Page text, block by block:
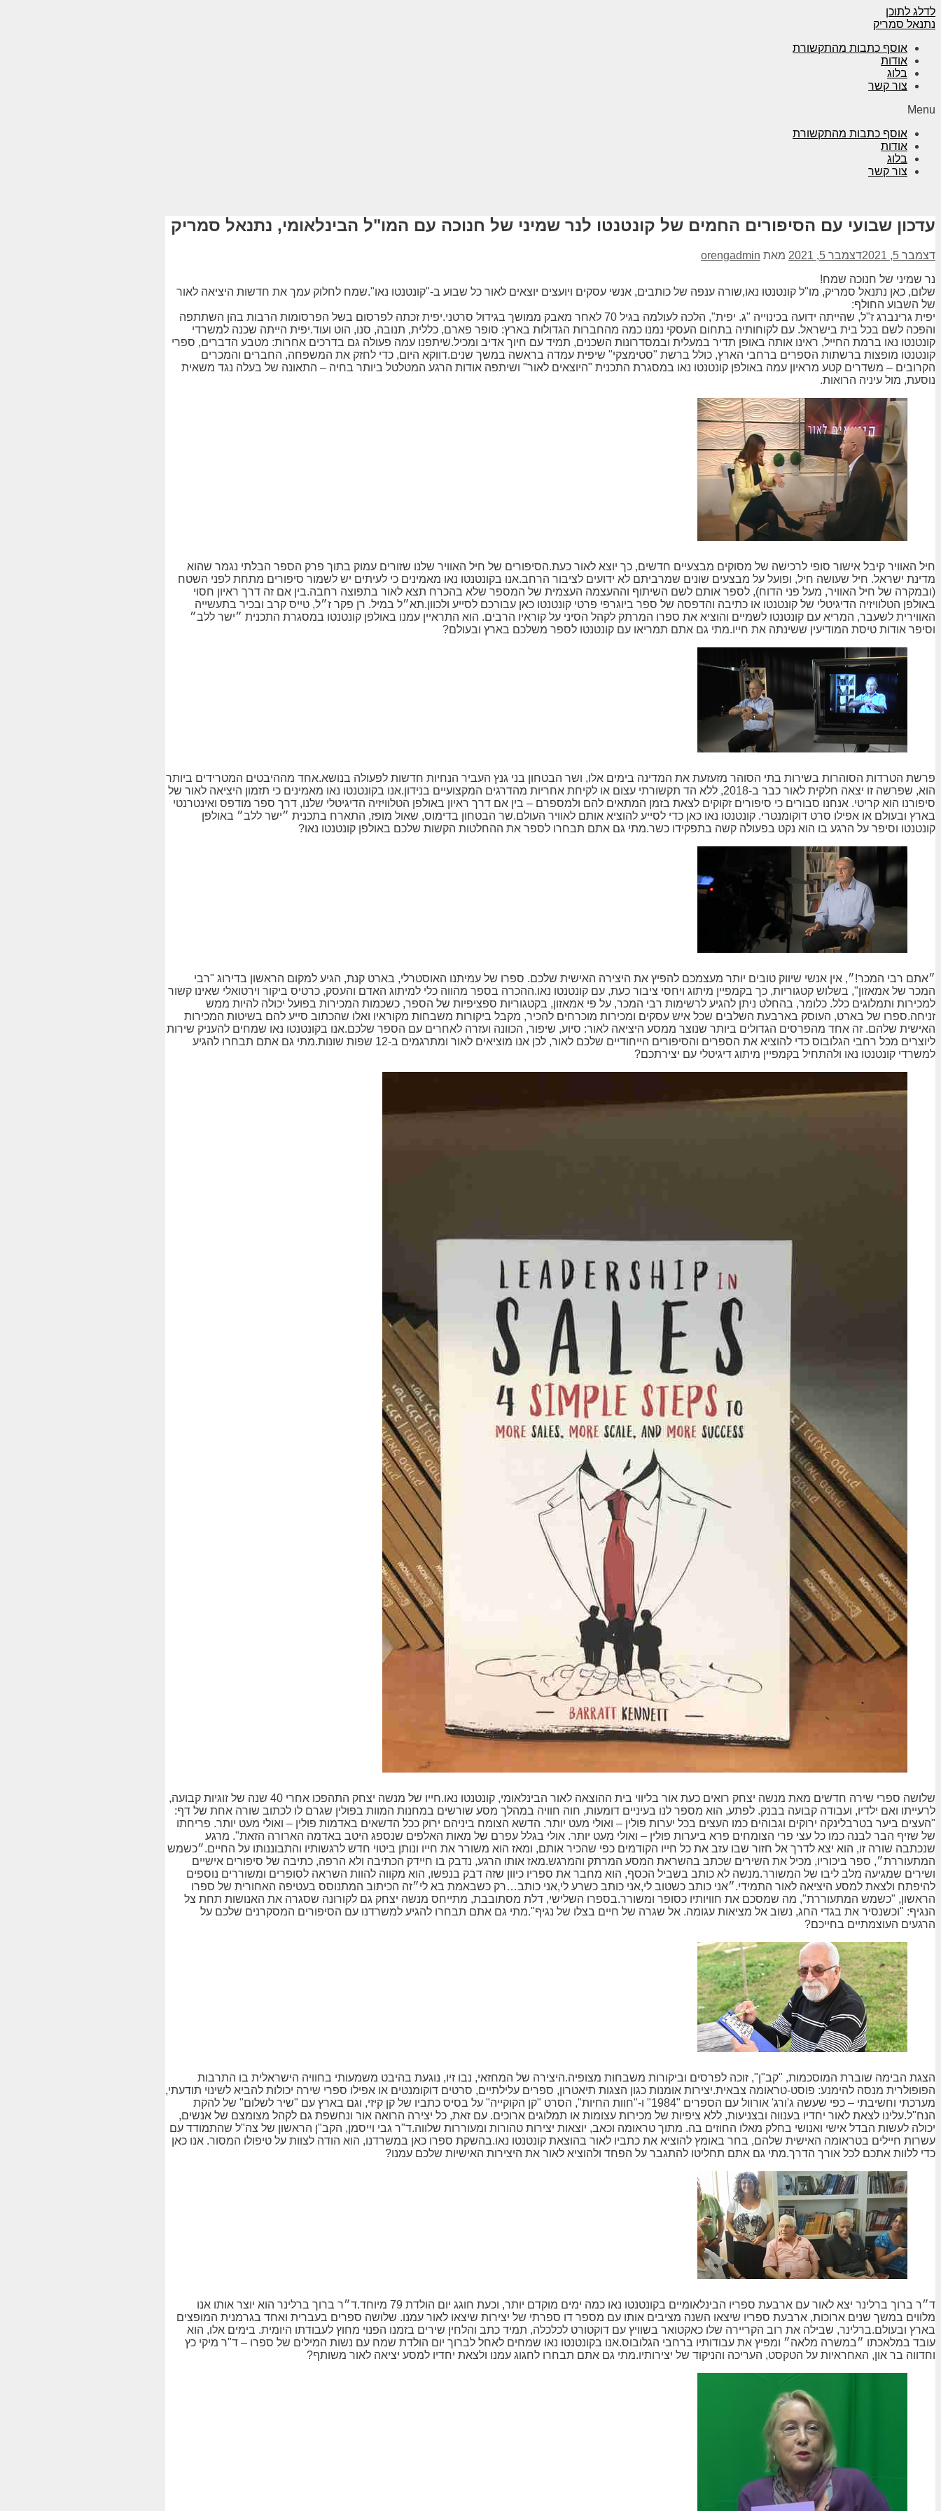
לדלג לתוכן
נתנאל סמריק
אוסף כתבות מהתקשורת
אודות
בלוג
צור קשר
Menu
אוסף כתבות מהתקשורת
אודות
בלוג
צור קשר
עדכון שבועי עם הסיפורים החמים של קונטנטו לנר שמיני של חנוכה עם המו"ל הבינלאומי, נתנאל סמריק
דצמבר 5, 2021 דצמבר 5, 2021 מאת orengadmin
נר שמיני של חנוכה שמח!
שלום, כאן נתנאל סמריק, מו"ל קונטנטו נאו,שורה ענפה של כותבים, אנשי עסקים ויועצים יוצאים לאור כל שבוע ב-"קונטנטו נאו".שמח לחלוק עמך את חדשות היציאה לאור
של השבוע החולף:
יפית גרינברג ז"ל, שהייתה ידועה בכינוייה "ג. יפית", הלכה לעולמה בגיל 70 לאחר מאבק ממושך בגידול סרטני.יפית זכתה לפרסום בשל הפרסומות הרבות בהן השתתפה
והפכה לשם בכל בית בישראל. עם לקוחותיה בתחום העסקי נמנו כמה מהחברות הגדולות בארץ: סופר פארם, כללית, תנובה, סנו, הוט ועוד.יפית הייתה שכנה למשרדי
קונטנטו נאו ברמת החייל, ראינו אותה באופן תדיר במעלית ובמסדרונות השכנים, תמיד עם חיוך אדיב ומכיל.שיתפנו עמה פעולה גם בדרכים אחרות: מטבע הדברים, ספרי
קונטנטו מופצות ברשתות הספרים ברחבי הארץ, כולל ברשת "סטימצקי" שיפית עמדה בראשה במשך שנים.דווקא היום, כדי לחזק את המשפחה, החברים והמכרים
הקרובים – משדרים קטע מראיון עמה באולפן קונטנטו נאו במסגרת התכנית "היוצאים לאור" ושיתפה אודות הרגע המטלטל ביותר בחיה – התאונה של בעלה נגד משאית
נוסעת, מול עיניה הרואות.
חיל האוויר קיבל אישור סופי לרכישה של מסוקים מבצעיים חדשים, כך יוצא לאור כעת.הסיפורים של חיל האוויר שלנו שזורים עמוק בתוך פרק הספר הבלתי נגמר שהוא
מדינת ישראל. חיל שעושה חיל, ופועל על מבצעים שונים שמרביתם לא ידועים לציבור הרחב.אנו בקונטנטו נאו מאמינים כי לעיתים יש לשמור סיפורים מתחת לפני השטח
(ובמקרה של חיל האוויר, מעל פני הדוח), לספר אותם לשם השיתוף וההעצמה העצמית של המספר שלא בהכרח תצא לאור בתפוצה רחבה.בין אם זה דרך ראיון חסוי
באולפן הטלוויזיה הדיגיטלי של קונטנטו או כתיבה והדפסה של ספר ביוגרפי פרטי קונטנטו כאן עבורכם לסייע ולכוון.תא״ל במיל. רן פקר ז״ל, טייס קרב ובכיר בתעשייה
האווירית לשעבר, המריא עם קונטנטו לשמיים והוציא את ספרו המרתק לקהל הסיני על קוראיו הרבים. הוא התראיין עמנו באולפן קונטנטו במסגרת התכנית ״ישר ללב״
וסיפר אודות טיסת המודיעין ששינתה את חייו.מתי גם אתם תמריאו עם קונטנטו לספר משלכם בארץ ובעולם?
פרשת הטרדות הסוהרות בשירות בתי הסוהר מזעזעת את המדינה בימים אלו, ושר הבטחון בני גנץ העביר הנחיות חדשות לפעולה בנושא.אחד מההיבטים המטרידים ביותר
הוא, שפרשה זו יצאה חלקית לאור כבר ב-2018, ללא הד תקשורתי עצום או לקיחת אחריות מהדרגים המקצועיים בנידון.אנו בקונטנטו נאו מאמינים כי תזמון היציאה לאור של
סיפורנו הוא קריטי. אנחנו סבורים כי סיפורים זקוקים לצאת בזמן המתאים להם ולמספרם – בין אם דרך ראיון באולפן הטלוויזיה הדיגיטלי שלנו, דרך ספר מודפס ואינטרנטי
בארץ ובעולם או אפילו סרט דוקומנטרי. קונטנטו נאו כאן כדי לסייע להוציא אותם לאוויר העולם.שר הבטחון בדימוס, שאול מופז, התארח בתכנית ״ישר ללב״ באולפן
קונטנטו וסיפר על הרגע בו הוא נקט בפעולה קשה בתפקידו כשר.מתי גם אתם תבחרו לספר את ההחלטות הקשות שלכם באולפן קונטנטו נאו?
״אתם רבי המכר!״, אין אנשי שיווק טובים יותר מעצמכם להפיץ את היצירה האישית שלכם. ספרו של עמיתנו האוסטרלי, בארט קנת, הגיע למקום הראשון בדירוג "רבי
המכר של אמאזון", בשלוש קטגוריות, כך בקמפיין מיתוג ויחסי ציבור כעת, עם קונטנטו נאו.ההכרה בספר מהווה כלי למיתוג האדם והעסק, כרטיס ביקור וירטואלי שאינו קשור
למכירות ותמלוגים כלל. כלומר, בהחלט ניתן להגיע לרשימות רבי המכר, על פי אמאזון, בקטגוריות ספציפיות של הספר, כשכמות המכירות בפועל יכולה להיות ממש
זניחה.ספרו של בארט, העוסק בארבעת השלבים שכל איש עסקים ומכירות מוכרחים להכיר, מקבל ביקורות משבחות מקוראיו ואלו שהכתוב סייע להם בשיטות המכירות
האישית שלהם. זה אחד מהפרסים הגדולים ביותר שנוצר ממסע היציאה לאור: סיוע, שיפור, הכוונה ועזרה לאחרים עם הספר שלכם.אנו בקונטנטו נאו שמחים להעניק שירות
ליוצרים מכל רחבי הגלובוס כדי להוציא את הספרים והסיפורים הייחודיים שלכם לאור, לכן אנו מוציאים לאור ומתרגמים ב-12 שפות שונות.מתי גם אתם תבחרו להגיע
למשרדי קונטנטו נאו ולהתחיל בקמפיין מיתוג דיגיטלי עם יצירתכם?
שלושה ספרי שירה חדשים מאת מנשה יצחק רואים כעת אור בליווי בית ההוצאה לאור הבינלאומי, קונטנטו נאו.חייו של מנשה יצחק התהפכו אחרי 40 שנה של זוגיות קבועה,
לרעייתו ואם ילדיו, ועבודה קבועה בבנק. לפתע, הוא מספר לנו בעיניים דומעות, חוה חוויה במהלך מסע שורשים במחנות המוות בפולין שגרם לו לכתוב שורה אחת של דף:
"העצים ביער בטרבלינקה ירוקים וגבוהים כמו העצים בכל יערות פולין – ואולי מעט יותר. הדשא הצומח ביניהם ירוק ככל הדשאים באדמות פולין – ואולי מעט יותר. פריחתו
של שזיף הבר לבנה כמו כל עצי פרי הצומחים פרא ביערות פולין – ואולי מעט יותר. אולי בגלל עפרם של מאות האלפים שנספג היטב באדמה הארורה הזאת". מרגע
שנכתבה שורה זו, הוא יצא לדרך אל חזור שבו עזב את כל חייו הקודמים כפי שהכיר אותם, ומאז הוא משורר את חייו ונותן ביטוי חדש לרגשותיו והתבוננותו על החיים.״כשמש
המתעוררת״, ספר ביכוריו, מכיל את השירים שכתב בהשראת המסע המרתק והמרגש.מאז אותו הרגע, נדבק בו חיידק הכתיבה ולא הרפה, כתיבה של סיפורים אישיים
ושירים שמגיעה מלב ליבו של המשורר.מנשה לא כותב בשביל הכסף, הוא מחבר את ספריו כיוון שזה דבק בנפשו, הוא מקווה להוות השראה לסופרים ומשוררים נוספים
להיפתח ולצאת למסע היציאה לאור התמידי.״אני כותב כשטוב לי,אני כותב כשרע לי,אני כותב…רק כשבאמת בא לי״זה הכיתוב המתנוסס בעטיפה האחורית של ספרו
הראשון, "כשמש המתעוררת", מה שמסכם את חוויותיו כסופר ומשורר.בספרו השלישי, דלת מסתובבת, מתייחס מנשה יצחק גם לקורונה שסגרה את האנושות תחת צל
הנגיף: "וכשנסיר את בגדי החג, נשוב אל מציאות עגומה. אל שגרה של חיים בצלו של נגיף".מתי גם אתם תבחרו להגיע למשרדנו עם הסיפורים המסקרנים שלכם על
הרגעים העוצמתיים בחייכם?
הצגת הבימה שוברת המוסכמות, "קב"ן", זוכה לפרסים וביקורות משבחות מצופיה.היצירה של המחזאי, נבו זיו, נוגעת בהיבט משמעותי בחוויה הישראלית בו התרבות
הפופולרית מנסה להימנע: פוסט-טראומה צבאית.יצירות אומנות כגון הצגות תיאטרון, ספרים עלילתיים, סרטים דוקומנטים או אפילו ספרי שירה יכולות להביא לשינוי תודעתי,
מערכתי וחשיבתי – כפי שעשה ג'ורג' אורוול עם הספרים "1984" ו-"חוות החיות", הסרט "קן הקוקייה" על בסיס כתביו של קן קיזי, וגם בארץ עם "שיר לשלום" של להקת
הנח"ל.עלינו לצאת לאור יחדיו בענווה ובצניעות, ללא ציפיות של מכירות עצומות או תמלוגים ארוכים. עם זאת, כל יצירה הרואה אור ונחשפת גם לקהל מצומצם של אנשים,
יכולה לעשות הבדל אישי ואנושי בחלק מאלו החוזים בה. מתוך טראומה וכאב, יוצאות יצירות טהורות ומעוררות שלווה.ד"ר גבי וייסמן, הקב"ן הראשון של צה"ל שהתמודד עם
עשרות חיילים בטראומה האישית שלהם, בחר באומץ להוציא את כתביו לאור בהוצאת קונטנטו נאו.בהשקת ספרו כאן במשרדנו, הוא הודה לצוות על טיפולו המסור. אנו כאן
כדי ללוות אתכם לכל אורך הדרך.מתי גם אתם תחליטו להתגבר על הפחד ולהוציא לאור את היצירות האישיות שלכם עמנו?
ד״ר ברוך ברלינר יצא לאור עם ארבעת ספריו הבינלאומיים בקונטנטו נאו כמה ימים מוקדם יותר, וכעת חוגג יום הולדת 79 מיוחד.ד״ר ברוך ברלינר הוא יוצר אותו אנו
מלווים במשך שנים ארוכות, ארבעת ספריו שיצאו השנה מציבים אותו עם מספר דו ספרתי של יצירות שיצאו לאור עמנו. שלושה ספרים בעברית ואחד בגרמנית המופצים
בארץ ובעולם.ברלינר, שבילה את רוב הקריירה שלו כאקטואר בשוויץ עם דוקטורט לכלכלה, תמיד כתב והלחין שירים בזמנו הפנוי מחוץ לעבודתו היומית. בימים אלו, הוא
עובד במלאכתו ״במשרה מלאה״ ומפיץ את עבודותיו ברחבי הגלובוס.אנו בקונטנטו נאו שמחים לאחל לברוך יום הולדת שמח עם נשות המילים של ספרו – ד"ר מיקי כץ
וחדווה בר און, האחראיות על הטקסט, העריכה והניקוד של יצירותיו.מתי גם אתם תבחרו לחגוג עמנו ולצאת יחדיו למסע יציאה לאור משותף?